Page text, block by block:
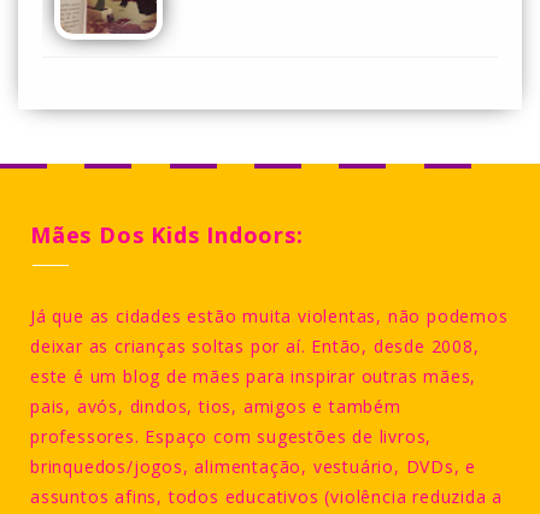
Mães Dos Kids Indoors:
Já que as cidades estão muita violentas, não podemos
deixar as crianças soltas por aí. Então, desde 2008,
este é um blog de mães para inspirar outras mães,
pais, avós, dindos, tios, amigos e também
professores. Espaço com sugestões de livros,
brinquedos/jogos, alimentação, vestuário, DVDs, e
assuntos afins, todos educativos (violência reduzida a